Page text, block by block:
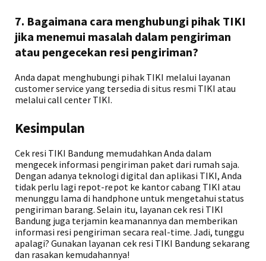
7. Bagaimana cara menghubungi pihak TIKI
jika menemui masalah dalam pengiriman
atau pengecekan resi pengiriman?
Anda dapat menghubungi pihak TIKI melalui layanan
customer service yang tersedia di situs resmi TIKI atau
melalui call center TIKI.
Kesimpulan
Cek resi TIKI Bandung memudahkan Anda dalam
mengecek informasi pengiriman paket dari rumah saja.
Dengan adanya teknologi digital dan aplikasi TIKI, Anda
tidak perlu lagi repot-repot ke kantor cabang TIKI atau
menunggu lama di handphone untuk mengetahui status
pengiriman barang. Selain itu, layanan cek resi TIKI
Bandung juga terjamin keamanannya dan memberikan
informasi resi pengiriman secara real-time. Jadi, tunggu
apalagi? Gunakan layanan cek resi TIKI Bandung sekarang
dan rasakan kemudahannya!